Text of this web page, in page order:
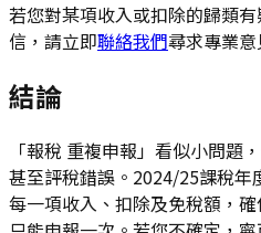
若您對某項收入或扣除的歸類
信，請立即聯絡我們尋求專業
結論
「報稅 重複申報」看似小問題
甚至評稅錯誤。2024/25課稅年
每一項收入、扣除及免稅額，